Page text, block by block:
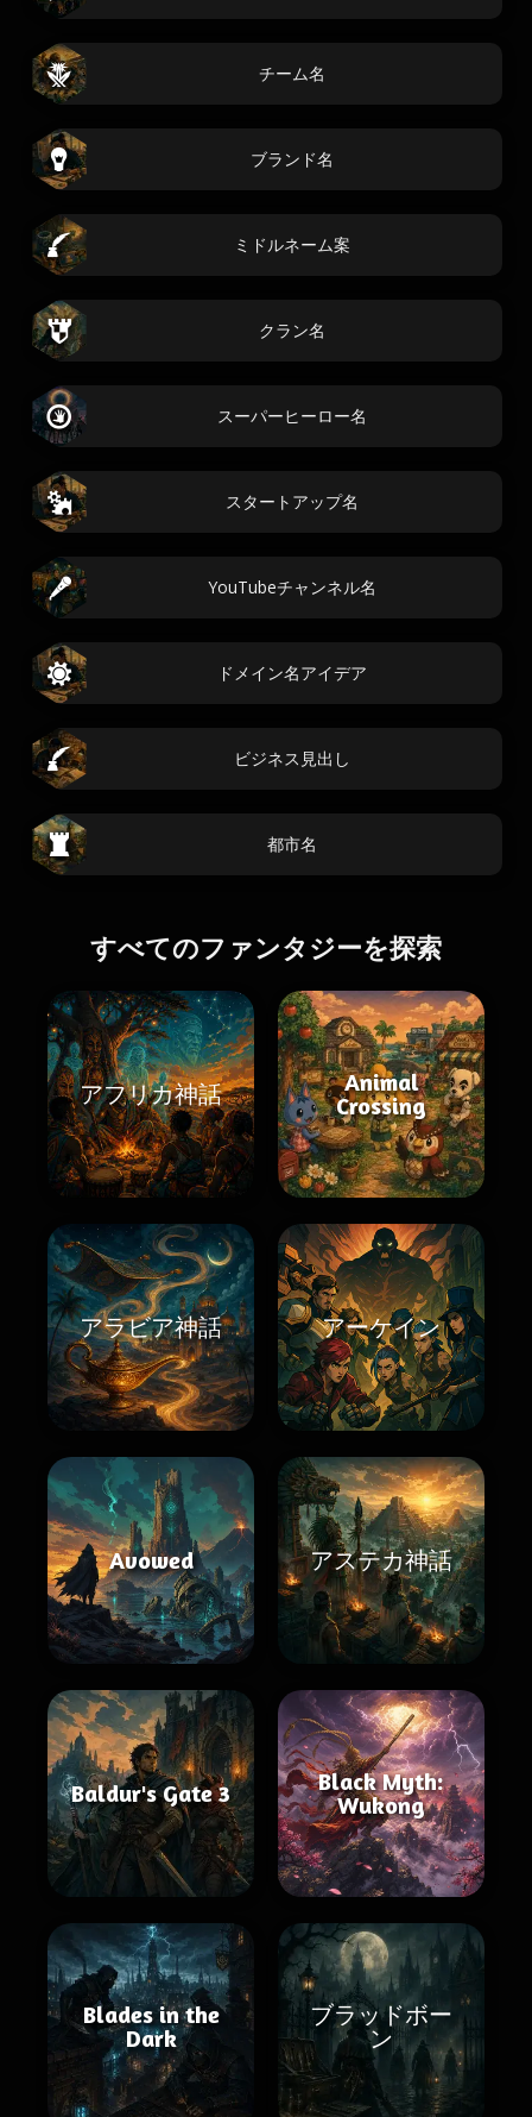
チーム名
ブランド名
ミドルネーム案
クラン名
スーパーヒーロー名
スタートアップ名
YouTubeチャンネル名
ドメイン名アイデア
ビジネス見出し
都市名
すべてのファンタジーを探索
アフリカ神話
Animal
Crossing
アラビア神話 アーケイン
Avowed アステカ神話
Baldur's Gate 3
Black Myth:
Wukong
Blades in the
Dark
ブラッドボー
ン